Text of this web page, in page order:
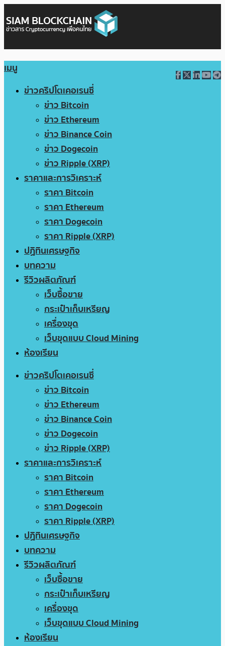
เมนู
ข่าวคริปโตเคอเรนซี่
ข่าว Bitcoin
ข่าว Ethereum
ข่าว Binance Coin
ข่าว Dogecoin
ข่าว Ripple (XRP)
ราคาและการวิเคราะห์
ราคา Bitcoin
ราคา Ethereum
ราคา Dogecoin
ราคา Ripple (XRP)
ปฏิทินเศรษฐกิจ
บทความ
รีวิวผลิตภัณฑ์
เว็บซื้อขาย
กระเป๋าเก็บเหรียญ
เครื่องขุด
เว็บขุดแบบ Cloud Mining
ห้องเรียน
ข่าวคริปโตเคอเรนซี่
ข่าว Bitcoin
ข่าว Ethereum
ข่าว Binance Coin
ข่าว Dogecoin
ข่าว Ripple (XRP)
ราคาและการวิเคราะห์
ราคา Bitcoin
ราคา Ethereum
ราคา Dogecoin
ราคา Ripple (XRP)
ปฏิทินเศรษฐกิจ
บทความ
รีวิวผลิตภัณฑ์
เว็บซื้อขาย
กระเป๋าเก็บเหรียญ
เครื่องขุด
เว็บขุดแบบ Cloud Mining
ห้องเรียน